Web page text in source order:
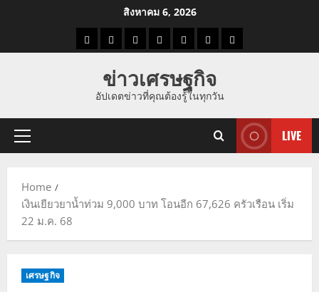
สิงหาคม 6, 2026
ราคาแนว
ราคา
ทอง
ข่าว
นี้
ข่าว
ดูด
ที่
ผู้ชาย
ข่าวเศรษฐกิจ
อัปเดตข่าวที่คุณต้องรู้ในทุกวัน
Primary
LIVE
Home
เงินเยียวยาน้ำท่วม 9,000 บาท โอนอีก 67,626 ครัวเรือน เริ่ม
22 ม.ค. 68
เศรษฐกิจ